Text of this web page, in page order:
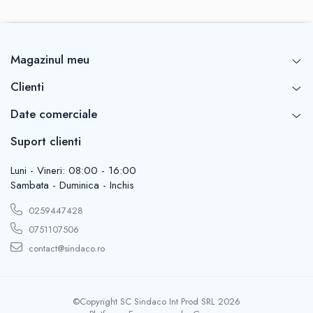
Magazinul meu
Clienti
Date comerciale
Suport clienti
Luni - Vineri: 08:00 - 16:00
Sambata - Duminica - Inchis
0259447428
0751107506
contact@sindaco.ro
©Copyright SC Sindaco Int Prod SRL 2026